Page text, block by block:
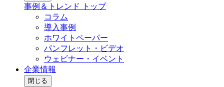
事例＆トレンド トップ
コラム
導入事例
ホワイトペーパー
パンフレット・ビデオ
ウェビナー・イベント
企業情報
閉じる